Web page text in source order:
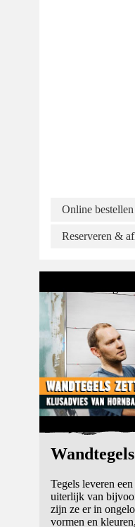
Online bestellen
Reserveren &
Tegels leveren
uiterlijk van
zijn ze er in
vormen en